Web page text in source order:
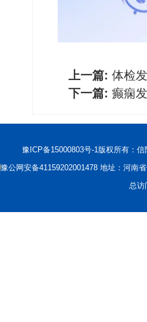
上一篇: 体检
下一篇: 癫痫
豫ICP备15000803号-1版权所有：
豫公网安备41159202001478 地址：河南
总访